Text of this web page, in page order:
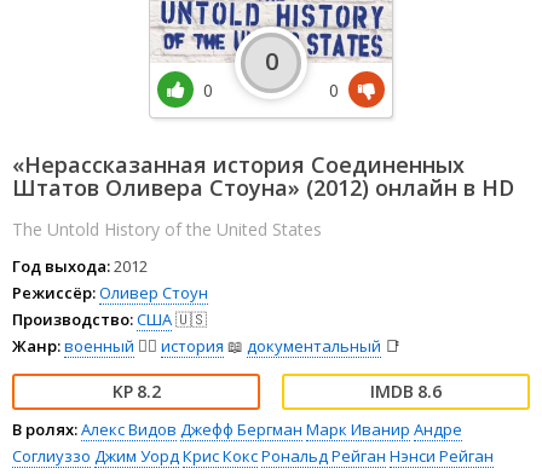
«Нерассказанная история Соединенных
Штатов Оливера Стоуна» (2012) онлайн в HD
The Untold History of the United States
Год выхода:2012
Режиссёр:Оливер Стоун
Производство:США🇺🇸
Жанр:военный 👨‍✈️ история 📖 документальный 📑
8.2 8.6
В ролях:Алекс Видов Джефф Бергман Марк Иванир Андре
Соглиуззо Джим УордКрис КоксРональд Рейган Нэнси Рейган
0
0
0